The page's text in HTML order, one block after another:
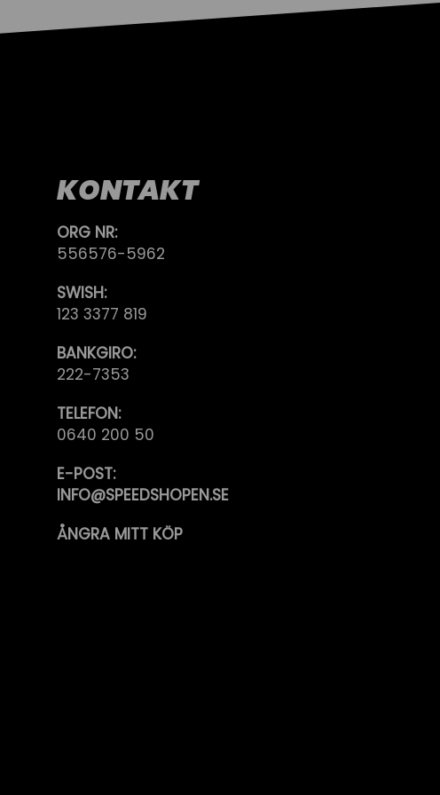
KONTAKT
ORG NR:
556576-5962
SWISH:
123 3377 819
BANKGIRO:
222-7353
TELEFON:
0640 200 50
E-POST:
INFO@SPEEDSHOPEN.SE
ÅNGRA MITT KÖP